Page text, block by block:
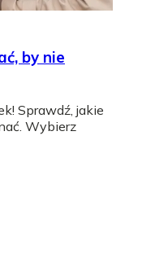
by nie
Sprawdź, jakie
Wybierz